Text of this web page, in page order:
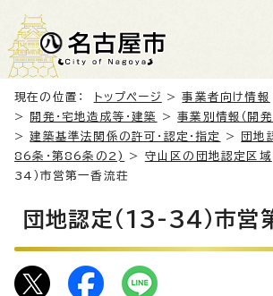
現在の位置： トップページ >事業者向け情報
>
開発・宅地造成等・建築 >事業別情報（開発
>建築基準法関係の許可・認定・指定 >
団地
86条・第86条の2)
> 守山区の団地認定区域
34）市営第一香流荘
団地認定（13-34）市営